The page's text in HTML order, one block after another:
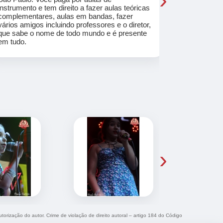
e tem direito a fazer aulas teóricas
aulas em bandas, fazer
amigos incluindo professores e o diretor,
sabe o nome de todo mundo e é presente
tudo.
›
do autor. Crime de violação de direito autoral – artigo 184 do Código